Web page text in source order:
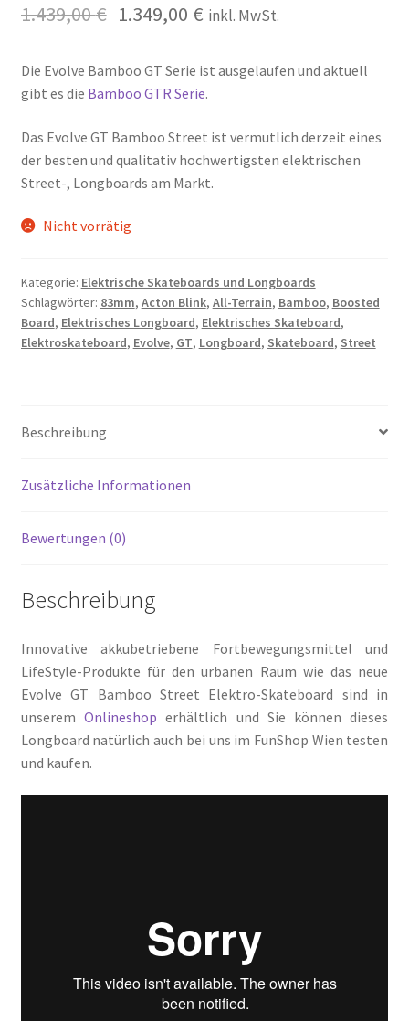
1.439,00€ 1.349,00 € inkl. MwSt.
Die Evolve Bamboo GT Serie ist ausgelaufen und aktuell
gibt es die Bamboo GTR Serie.
Das Evolve GT Bamboo Street ist vermutlich derzeit eines
der besten und qualitativ hochwertigsten elektrischen
Street-, Longboards am Markt.
Nicht vorrätig
Kategorie: Elektrische Skateboards und Longboards
Schlagwörter: 83mm, Acton Blink, All-Terrain, Bamboo, Boosted
Board, Elektrisches Longboard, Elektrisches Skateboard,
Elektroskateboard, Evolve, GT, Longboard, Skateboard, Street
Beschreibung
Zusätzliche Informationen
Bewertungen (0)
Beschreibung
Innovative akkubetriebene Fortbewegungsmittel und
LifeStyle-Produkte für den urbanen Raum wie das neue
Evolve GT Bamboo Street Elektro-Skateboard sind in
unserem Onlineshop erhältlich und Sie können dieses
Longboard natürlich auch bei uns im FunShop Wien testen
und kaufen.